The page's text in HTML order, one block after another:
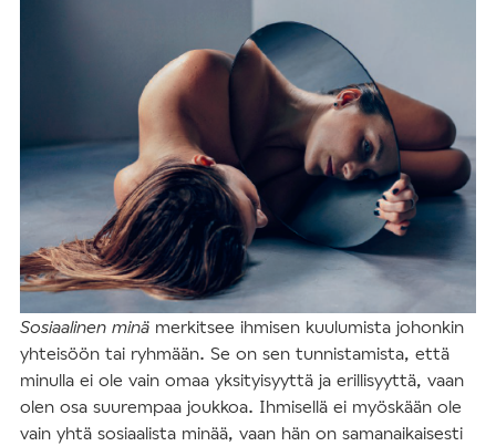
Sosiaalinen minä merkitsee ihmisen kuulumista johonkin
yhteisöön tai ryhmään. Se on sen tunnistamista, että
minulla ei ole vain omaa yksityisyyttä ja erillisyyttä, vaan
olen osa suurempaa joukkoa. Ihmisellä ei myöskään ole
vain yhtä sosiaalista minää, vaan hän on samanaikaisesti